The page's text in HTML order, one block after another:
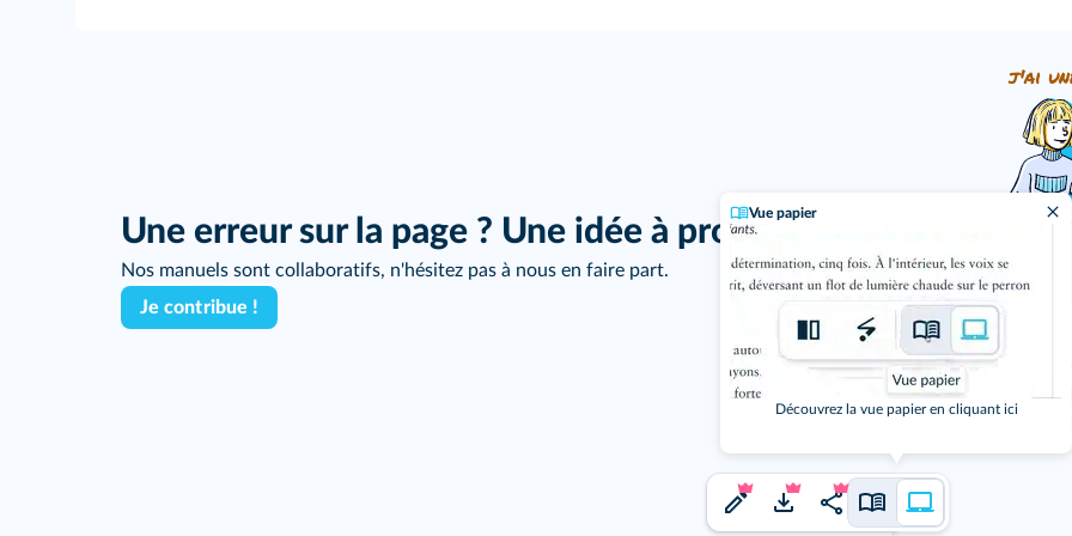
Vue papier
Découvrez la vue papier en cliquant ici
Une erreur sur la page ? Une idée à proposer ?
Nos manuels sont collaboratifs, n'hésitez pas à nous en faire part.
Je contribue !
j'ai